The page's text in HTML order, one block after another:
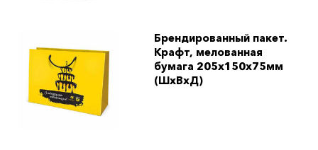
Брендированный пакет.
Крафт, мелованная
бумага 205x150x75мм
(ШхВхД)